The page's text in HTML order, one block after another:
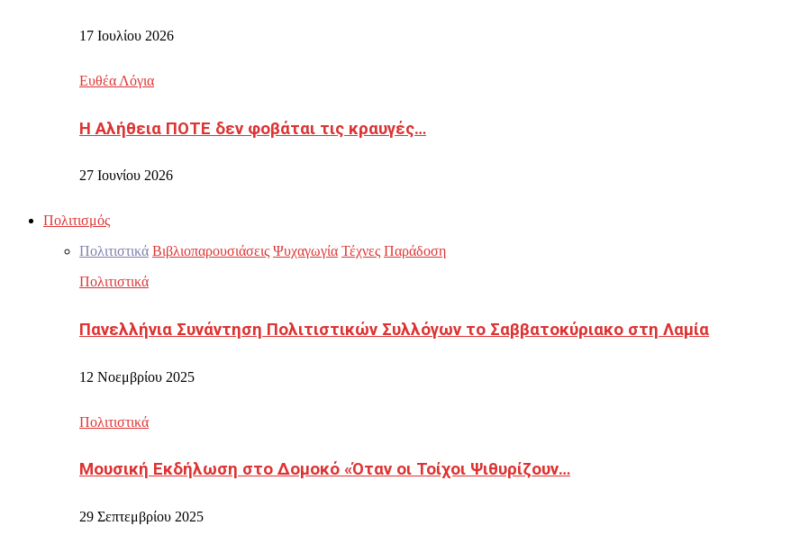
17 Ιουλίου 2026
Ευθέα Λόγια
Η Αλήθεια ΠΟΤΕ δεν φοβάται τις κραυγές…
27 Ιουνίου 2026
Πολιτισμός
Πολιτιστικά Βιβλιοπαρουσιάσεις Ψυχαγωγία Τέχνες Παράδοση
Πολιτιστικά
Πανελλήνια Συνάντηση Πολιτιστικών Συλλόγων το Σαββατοκύριακο στη Λαμία
12 Νοεμβρίου 2025
Πολιτιστικά
Μουσική Εκδήλωση στο Δομοκό «Όταν οι Τοίχοι Ψιθυρίζουν…
29 Σεπτεμβρίου 2025